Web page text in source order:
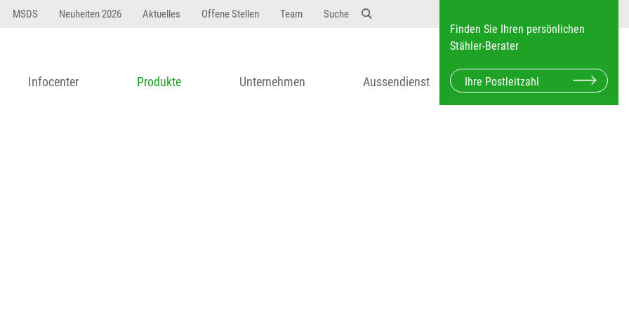
MSDS Neuheiten 2026 Aktuelles Offene Stellen Team Suche
Finden Sie Ihren persönlichen
Stähler-Berater
Infocenter Produkte Unternehmen Aussendienst
asdfW134 245 34" string(62) "Test 12 {FONT:12} Dosierungen: test 123 dfasdf asdfW134 245 34"